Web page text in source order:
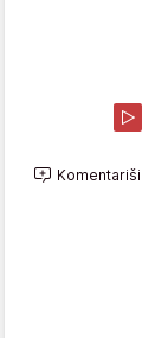
Komentariši